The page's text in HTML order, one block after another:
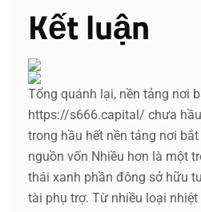
Kết luận
Tổng quánh lại, nền tảng nơi
https://s666.capital/ chưa
trong hầu hết nền tảng nơi
nguồn vốn Nhiều hơn là một
thái xanh phần đông sở hữu
tài phụ trợ. Từ nhiều loại